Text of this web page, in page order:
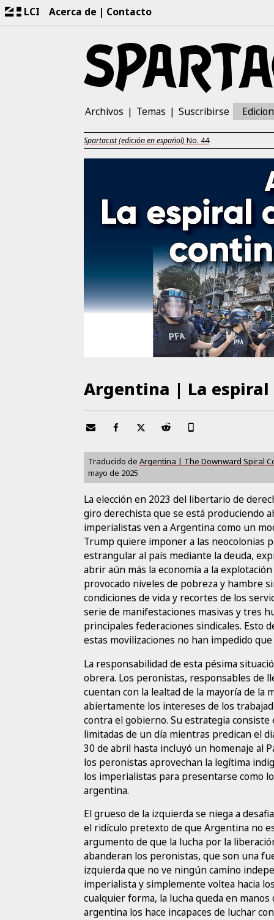
LCI Acerca de Contacto
Archivos Temas Suscribirse
Spartacist (edición en español) No. 44
Argentina | La
Traducido de Argentina | The Downward Spiral
mayo de 2025
La elección en 2023 del libertario de
giro derechista que se está produciendo
imperialistas ven a Argentina como un
Trump quiere imponer a las neocolonias
estrangular al país mediante la deuda,
abrir aún más la economía a la
provocado niveles de pobreza y hambre
condiciones de vida y recortes de los
serie de manifestaciones masivas y tres
principales federaciones sindicales. Esto
estas movilizaciones no han impedido
La responsabilidad de esta pésima
obrera. Los peronistas, responsables de
cuentan con la lealtad de la mayoría de la
abiertamente los intereses de los
contra el gobierno. Su estrategia
limitadas de un día mientras predican el
30 de abril hasta incluyó un homenaje al
los peronistas aprovechan la legítima
los imperialistas para presentarse como
argentina.
El grueso de la izquierda se niega a
el ridículo pretexto de que Argentina no
argumento de que la lucha por la
abanderan los peronistas, que son una
izquierda que no ve ningún camino
imperialista y simplemente voltea hacia
cualquier forma, la lucha queda en
argentina los hace incapaces de luchar